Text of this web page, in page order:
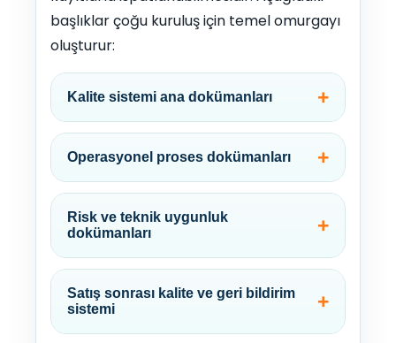
başlıklar çoğu kuruluş için temel omurgayı
oluşturur:
Kalite sistemi ana dokümanları
Operasyonel proses dokümanları
Risk ve teknik uygunluk
dokümanları
Satış sonrası kalite ve geri bildirim
sistemi